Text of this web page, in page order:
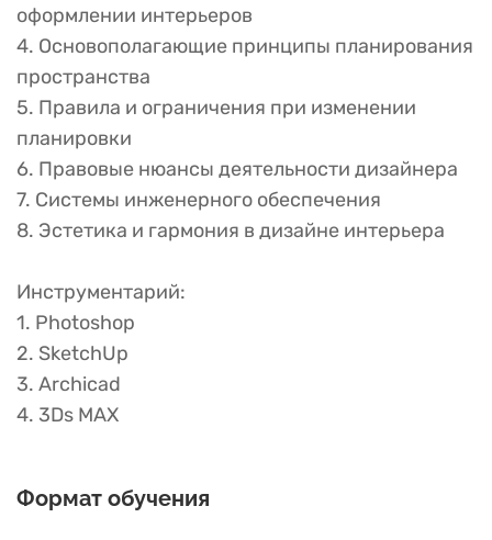
оформлении интерьеров
4. Основополагающие принципы планирования
пространства
5. Правила и ограничения при изменении
планировки
6. Правовые нюансы деятельности дизайнера
7. Системы инженерного обеспечения
8. Эстетика и гармония в дизайне интерьера
Инструментарий:
1. Photoshop
2. SketchUp
3. Archicad
4. 3Ds MAX
Формат обучения